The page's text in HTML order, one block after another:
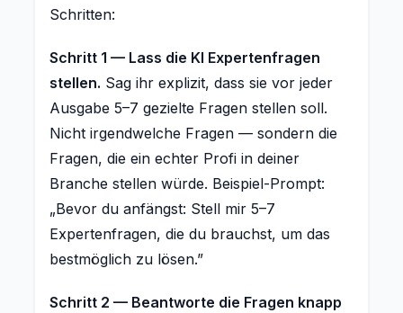
Schritten:
Schritt 1 — Lass die KI Expertenfragen
stellen. Sag ihr explizit, dass sie vor jeder
Ausgabe 5–7 gezielte Fragen stellen soll.
Nicht irgendwelche Fragen — sondern die
Fragen, die ein echter Profi in deiner
Branche stellen würde. Beispiel-Prompt:
„Bevor du anfängst: Stell mir 5–7
Expertenfragen, die du brauchst, um das
bestmöglich zu lösen.”
Schritt 2 — Beantworte die Fragen knapp